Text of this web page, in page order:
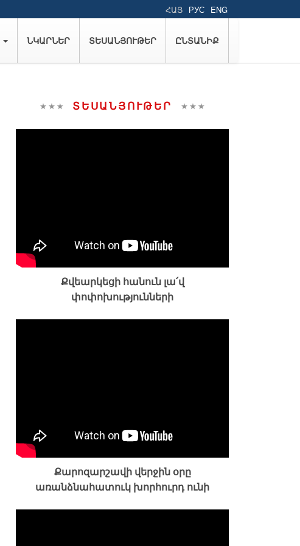
ՀԱՅ РУС ENG
ՆԿԱՐՆԵՐ ՏԵՍԱՆՅՈՒԹԵՐ ԸՆՏԱՆԻՔ
ՏԵՍԱՆՅՈՒԹԵՐ
Քվեարկեցի հանուն լա՛վ
փոփոխությունների
Քարոզարշավի վերջին օրը
առանձնահատուկ խորհուրդ ունի